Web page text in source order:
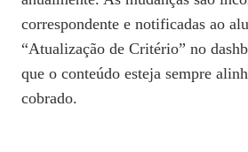
correspondente e notificadas ao
“Atualização de Critério” no
que o conteúdo esteja sempre
cobrado.